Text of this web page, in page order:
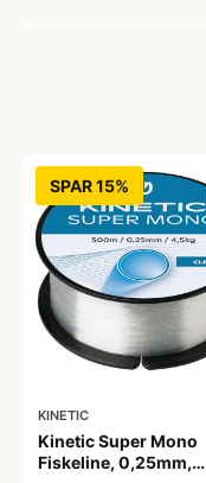
SPAR 15%
KINETIC
Kinetic Super Mono
Fiskeline, 0,25mm,